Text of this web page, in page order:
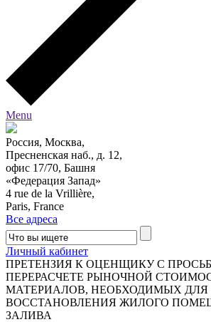
Menu
Россия, Москва,
Пресненская наб., д. 12,
офис 17/70, Башня
«Федерация Запад»
4 rue de la Vrillière,
Paris, France
Все адреса
Личный кабинет
ПРЕТЕНЗИЯ К ОЦЕНЩИКУ С
ПЕРЕРАСЧЕТЕ РЫНОЧНОЙ
МАТЕРИАЛОВ, НЕОБХОДИМЫХ ДЛЯ
ВОССТАНОВЛЕНИЯ ЖИЛОГО
ЗАЛИВА